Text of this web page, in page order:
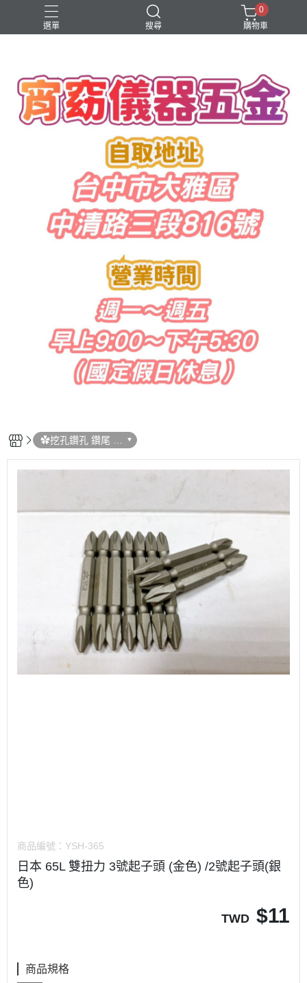
選單 搜尋
水管鋸
0
購物車
✿挖孔鑽孔 鑽尾 /
起子頭 /鑽兼鎖 / 圓
穴鋸
商品編號： YSH-365
日本 65L 雙扭力 3號起子頭 (金色) /2號起子頭(銀
色)
TWD $11
商品規格